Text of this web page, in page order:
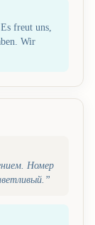
freut uns,
Wir
Номер
”